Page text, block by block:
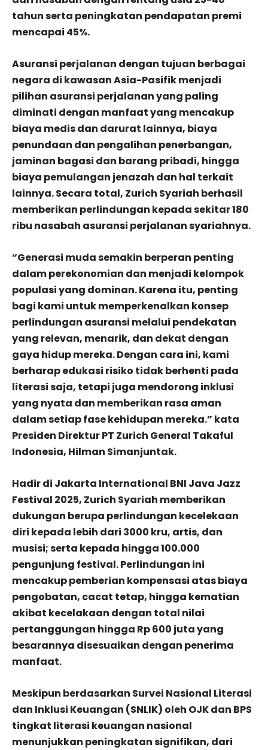
tahun serta peningkatan pendapatan premi
mencapai 45%.
Asuransi perjalanan dengan tujuan berbagai
negara di kawasan Asia-Pasifik menjadi
pilihan asuransi perjalanan yang paling
diminati dengan manfaat yang mencakup
biaya medis dan darurat lainnya, biaya
penundaan dan pengalihan penerbangan,
jaminan bagasi dan barang pribadi, hingga
biaya pemulangan jenazah dan hal terkait
lainnya. Secara total, Zurich Syariah berhasil
memberikan perlindungan kepada sekitar 180
ribu nasabah asuransi perjalanan syariahnya.
“Generasi muda semakin berperan penting
dalam perekonomian dan menjadi kelompok
populasi yang dominan. Karena itu, penting
bagi kami untuk memperkenalkan konsep
perlindungan asuransi melalui pendekatan
yang relevan, menarik, dan dekat dengan
gaya hidup mereka. Dengan cara ini, kami
berharap edukasi risiko tidak berhenti pada
literasi saja, tetapi juga mendorong inklusi
yang nyata dan memberikan rasa aman
dalam setiap fase kehidupan mereka.” kata
Presiden Direktur PT Zurich General Takaful
Indonesia, Hilman Simanjuntak.
Hadir di Jakarta International BNI Java Jazz
Festival 2025, Zurich Syariah memberikan
dukungan berupa perlindungan kecelekaan
diri kepada lebih dari 3000 kru, artis, dan
musisi; serta kepada hingga 100.000
pengunjung festival. Perlindungan ini
mencakup pemberian kompensasi atas biaya
pengobatan, cacat tetap, hingga kematian
akibat kecelakaan dengan total nilai
pertanggungan hingga Rp 600 juta yang
besarannya disesuaikan dengan penerima
manfaat.
Meskipun berdasarkan Survei Nasional Literasi
dan Inklusi Keuangan (SNLIK) oleh OJK dan BPS
tingkat literasi keuangan nasional
menunjukkan peningkatan signifikan, dari